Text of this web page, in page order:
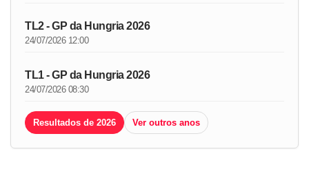
TL2 - GP da Hungria 2026
24/07/2026 12:00
TL1 - GP da Hungria 2026
24/07/2026 08:30
Resultados de 2026 Ver outros anos